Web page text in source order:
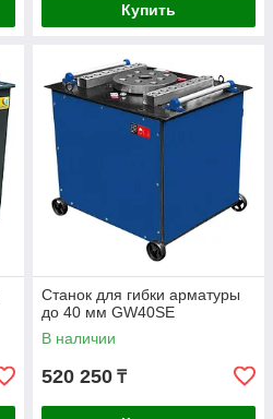
Купить
Станок для гибки арматуры
до 40 мм GW40SE
В наличии
520 250 ₸